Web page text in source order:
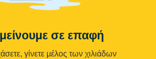
σε επαφή
γίνετε μέλος των χιλιάδων